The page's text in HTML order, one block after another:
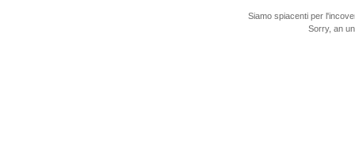
Siamo spiacenti per
Sorry, an